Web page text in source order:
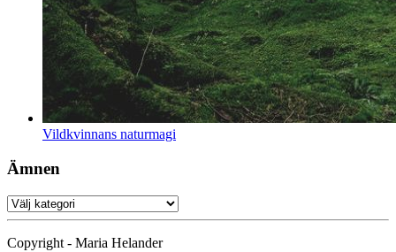
Vildkvinnans naturmagi
Ämnen
Ämnen
Copyright - Maria Helander